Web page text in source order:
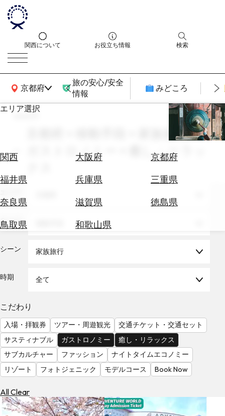
関西について お役立ち情報 検索
京都府
関西広域MAP
旅の安心/安全
情報
みどころ
エリア選択
関西 大阪府
京都府
福井県
兵庫県
三重県
奈良県
滋賀県
徳島県
鳥取県
和歌山県
エ
券
テ
を
を
見
る
search
京都府 × 移動手段 × 家族旅行 ×
ガストロノミー × 癒し・リラッ
テーマ
シーン 家族旅行
時期 全て
こだわり
入場・拝観券 ツアー・周遊観光
交通チケット・交通セット
サスティナブル
ガストロノミー
癒し・リラックス
サブカルチャー
ファッション
ナイトタイムエコノミー
リゾート
フォトジェニック モデルコース Book Now
All Clear